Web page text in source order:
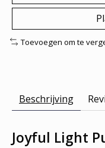
Toevoegen om te
Beschrijving
Joyful Light